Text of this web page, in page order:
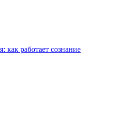
как работает сознание